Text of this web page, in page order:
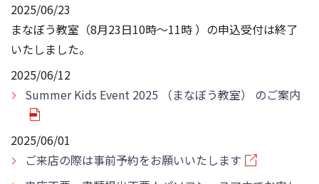
2025/06/23
まなぼう教室（8月23日10時～11時 ）の申込受付は終了
いたしました。
2025/06/12
Summer Kids Event 2025 （まなぼう教室） のご案内
2025/06/01
ご来店の際は事前予約をお願いいたします